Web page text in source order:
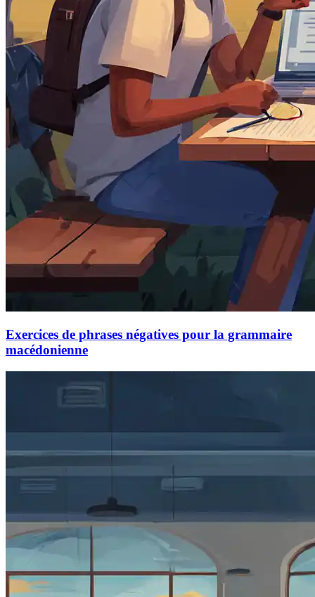
Exercices de phrases négatives pour la grammaire
macédonienne